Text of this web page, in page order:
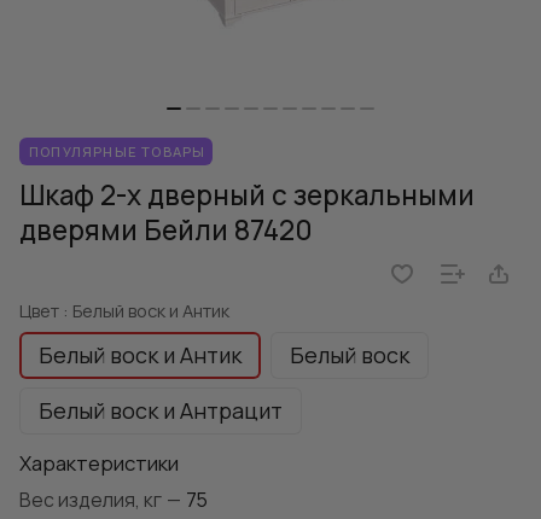
ПОПУЛЯРНЫЕ ТОВАРЫ
Шкаф 2-х дверный с зеркальными
дверями Бейли 87420
Цвет : Белый воск и Антик
Белый воск и Антик
Белый воск
Белый воск и Антрацит
Характеристики
Вес изделия, кг — 75